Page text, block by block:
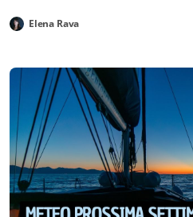
Elena Rava